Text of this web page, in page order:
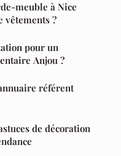
meuble à Nice
vêtements ?
pour un
Anjou ?
référent
de décoration